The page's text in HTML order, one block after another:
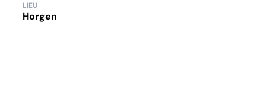
LIEU
Horgen